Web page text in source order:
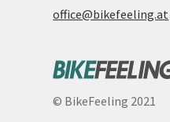
office@bikefeeling.at
© BikeFeeling 2021